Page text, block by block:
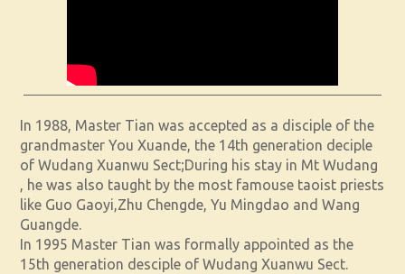
In 1988, Master Tian was accepted as a disciple of the
grandmaster You Xuande, the 14th generation deciple
of Wudang Xuanwu Sect;During his stay in Mt Wudang
, he was also taught by the most famouse taoist priests
like Guo Gaoyi,Zhu Chengde, Yu Mingdao and Wang
Guangde.
In 1995 Master Tian was formally appointed as the
15th generation desciple of Wudang Xuanwu Sect.